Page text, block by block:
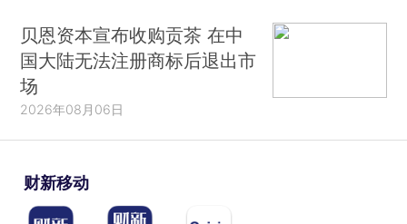
贝恩资本宣布收购贡茶 在中
国大陆无法注册商标后退出市
场
2026年08月06日
财新移动